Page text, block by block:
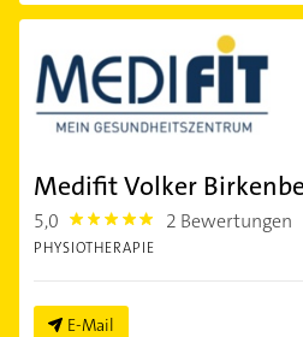
Medifit Volker
5,0 5.0 2 Bewertungen
PHYSIOTHERAPIE
E-Mail